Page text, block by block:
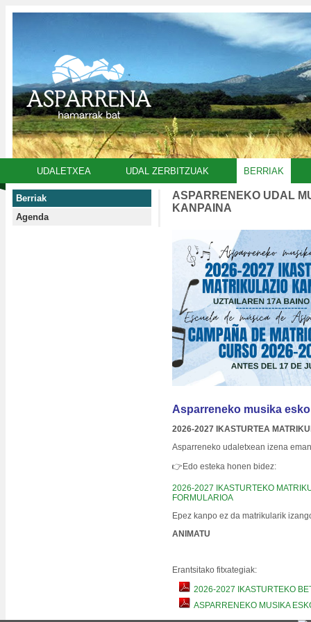
UDALETXEA UDAL ZERBITZUAK BERRIAK
Berriak
Agenda
ASPARRENEKO UDAL
KANPAINA
Asparreneko musika
2026-2027 IKASTURTEA
Asparreneko udaletxean izena
👉Edo esteka honen bidez:
2026-2027 IKASTURTEKO
FORMULARIOA
Epez kanpo ez da matrikularik
ANIMATU
Erantsitako fitxategiak:
2026-2027 IKASTURTEKO
ASPARRENEKO MUSIKA